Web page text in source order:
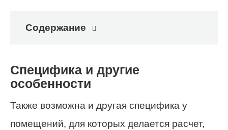
Содержание
Специфика и другие
особенности
Также возможна и другая специфика у
помещений, для которых делается расчет,